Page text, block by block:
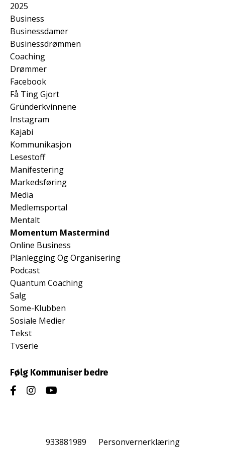
2025
Business
Businessdamer
Businessdrømmen
Coaching
Drømmer
Facebook
Få Ting Gjort
Gründerkvinnene
Instagram
Kajabi
Kommunikasjon
Lesestoff
Manifestering
Markedsføring
Media
Medlemsportal
Mentalt
Momentum Mastermind
Online Business
Planlegging Og Organisering
Podcast
Quantum Coaching
Salg
Some-Klubben
Sosiale Medier
Tekst
Tvserie
Følg Kommuniser bedre
933881989
Personvernerklæring